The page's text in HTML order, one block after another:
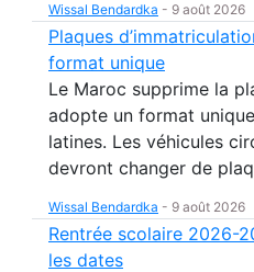
Wissal Bendardka - 9 août 2026
Plaques
format unique
Le Maroc supprime la
adopte un format
latines. Les véhicules
devront changer de
Wissal Bendardka - 9 août 2026
Rentrée scolaire 2026-
les dates